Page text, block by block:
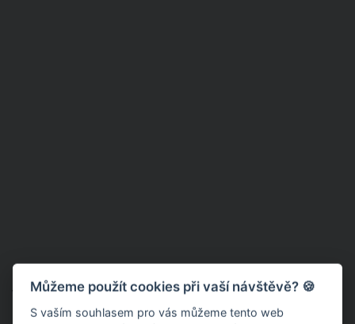
V čem poslechnout ledové muže
Můžeme použít cookies při vaší návštěvě? 🍪
S vaším souhlasem pro vás můžeme tento web